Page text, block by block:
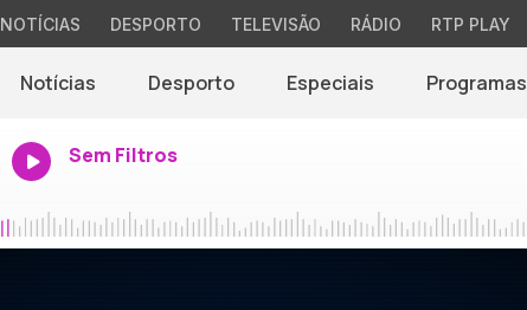
NOTÍCIAS DESPORTO TELEVISÃO RÁDIO RTP PLAY
Notícias Desporto Especiais Programas
Sem Filtros